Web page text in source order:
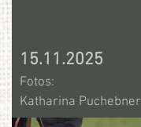
15.11.2025
Fotos:
Katharina Puchebner